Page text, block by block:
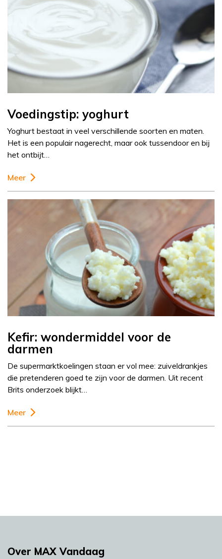
Voedingstip: yoghurt
Yoghurt bestaat in veel verschillende soorten en maten.
Het is een populair nagerecht, maar ook tussendoor en bij
het ontbijt…
Meer
Kefir: wondermiddel voor de
darmen
De supermarktkoelingen staan er vol mee: zuiveldrankjes
die pretenderen goed te zijn voor de darmen. Uit recent
Brits onderzoek blijkt…
Meer
Over MAX Vandaag